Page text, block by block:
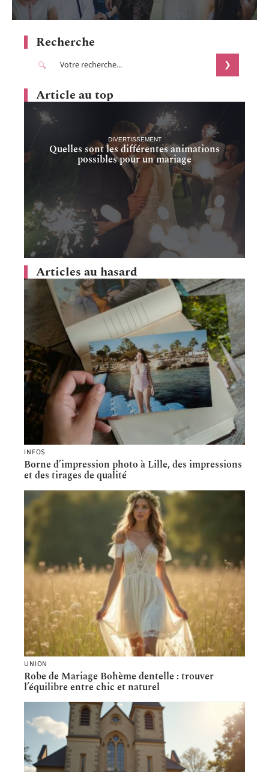
Recherche
Article au top
DIVERTISSEMENT
Quelles sont les différentes animations
possibles pour un mariage
Articles au hasard
INFOS
Borne d’impression photo à Lille, des impressions
et des tirages de qualité
UNION
Robe de Mariage Bohème dentelle : trouver
l’équilibre entre chic et naturel